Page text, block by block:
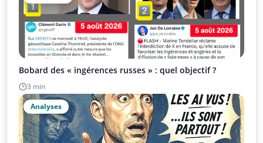
Bobard des « ingérences russes » : quel objectif ?
3 min
Analyses